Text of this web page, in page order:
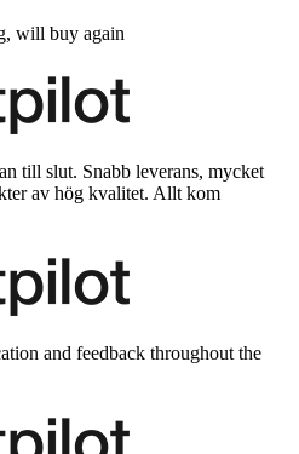
will buy again
till slut. Snabb leverans, mycket
av hög kvalitet. Allt kom
and feedback throughout the